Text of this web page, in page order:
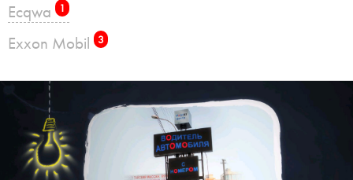
Ecqwa 1
Exxon Mobil 3